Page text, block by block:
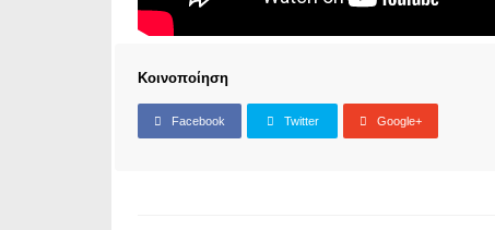
Κοινοποίηση
Facebook Twitter Google+